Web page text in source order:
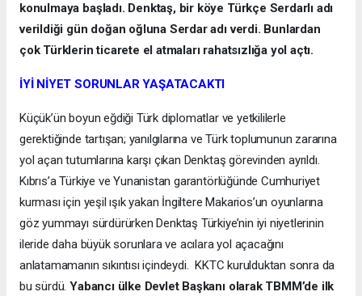
konulmaya başladı. Denktaş, bir köye Türkçe Serdarlı adı
verildiği gün doğan oğluna Serdar adı verdi. Bunlardan
çok Türklerin ticarete el atmaları rahatsızlığa yol açtı.
İYİ NİYET SORUNLAR YAŞATACAKTI
Küçük’ün boyun eğdiği Türk diplomatlar ve yetkililerle
gerektiğinde tartışan; yanılgılarına ve Türk toplumunun zararına
yol açan tutumlarına karşı çıkan Denktaş görevinden ayrıldı.
Kıbrıs’a Türkiye ve Yunanistan garantörlüğünde Cumhuriyet
kurması için yeşil ışık yakan İngiltere Makarios’un oyunlarına
göz yummayı sürdürürken Denktaş Türkiye’nin iyi niyetlerinin
ileride daha büyük sorunlara ve acılara yol açacağını
anlatamamanın sıkıntısı içindeydi. KKTC kurulduktan sonra da
bu sürdü.Yabancı ülke Devlet Başkanı olarak TBMM’de ilk